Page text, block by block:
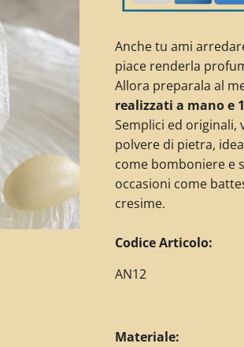
Anche tu ami
piace renderla
Allora preparala al
realizzati a mano e
Semplici ed
polvere di pietra,
come bomboniere e
occasioni come
cresime.
Codice Articolo:
AN12
Materiale: